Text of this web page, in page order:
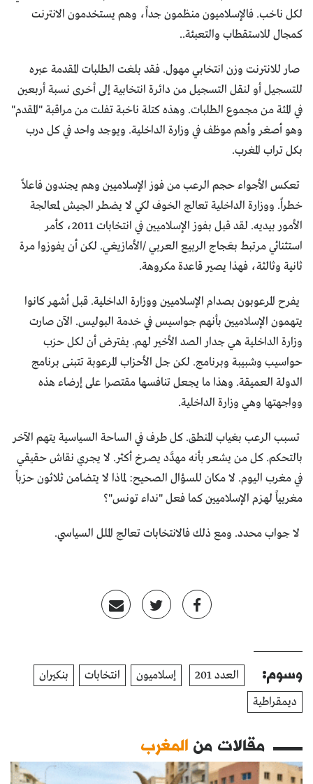
لكل ناخب. فالإسلاميون منظمون جداً، وهم يستخدمون الانترنت
كمجال للاستقطاب والتعبئة..
صار للانترنت وزن انتخابي مهول. فقد بلغت الطلبات المقدمة عبره
للتسجيل أو لنقل التسجيل من دائرة انتخابية إلى أخرى نسبة أربعين
في المئة من مجموع الطلبات. وهذه كتلة ناخبة تفلت من مراقبة "المقدم"
وهو أصغر وأهم موظف في وزارة الداخلية. ويوجد واحد في كل درب
بكل تراب المغرب.
تعكس الأجواء حجم الرعب من فوز الإسلاميين وهم يجندون فاعلاً
خطراً. ووزارة الداخلية تعالج الخوف لكي لا يضطر الجيش لمعالجة
الأمور بيديه. لقد قبل بفوز الإسلاميين في انتخابات 2011، كأمر
استثنائي مرتبط بعَجاج الربيع العربي /الأمازيغي. لكن أن يفوزوا مرة
ثانية وثالثة، فهذا يصير قاعدة مكروهة.
يفرح المرعوبون بصدام الإسلاميين ووزارة الداخلية. قبل أشهر كانوا
يتهمون الإسلاميين بأنهم جواسيس في خدمة البوليس. الآن صارت
وزارة الداخلية هي جدار الصد الأخير لهم. يفترض أن لكل حزب
حواسيب وشبيبة وبرنامج. لكن جل الأحزاب المرعوبة تتبنى برنامج
الدولة العميقة. وهذا ما يجعل تنافسها مقتصرا على إرضاء هذه
وواجهتها وهي وزارة الداخلية.
تسبب الرعب بغياب المنطق. كل طرف في الساحة السياسية يتهم الآخر
بالتحكم. كل من يشعر بأنه مهدَّد يصرخ أكثر. لا يجري نقاش حقيقي
في مغرب اليوم. لا مكان للسؤال الصحيح: لماذا لا يتضامن ثلاثون حزباً
مغربياً لهزم الإسلاميين كما فعل "نداء تونس"؟
لا جواب محدد. ومع ذلك فالانتخابات تعالج الملل السياسي.
وسوم: العدد 201 إسلاميون انتخابات
بنكيران
ديمقراطية
مقالات منالمغرب